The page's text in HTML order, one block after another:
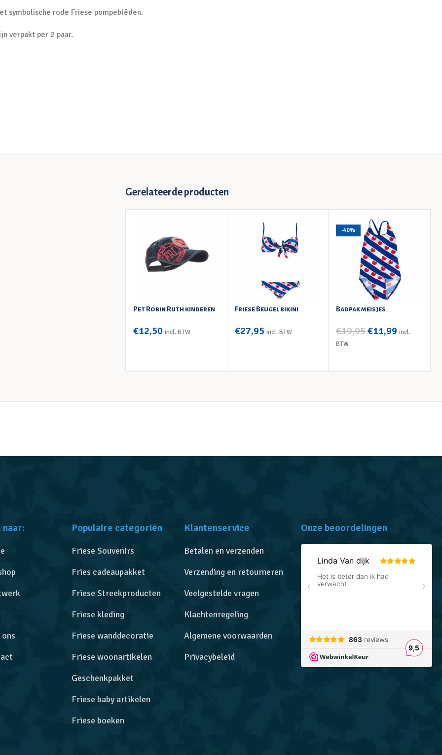
symbolische rode Friese pompeblêden.
verpakt per 2 paar.
Gerelateerde producten
Pet Robin Ruth kinderen
€12,50 incl. BTW
Friese Beugel bikini
€27,95 incl. BTW
-40%
Badpak meisjes
€19,95€11,99 incl.
BTW
naar: Populaire categoriën
Friese Souvenirs
Fries cadeaupakket
Friese Streekproducten
Friese kleding
Friese wanddecoratie
Friese woonartikelen
Geschenkpakket
Friese baby artikelen
Friese boeken
Klantenservice
Betalen en verzenden
Verzending en retourneren
Veelgestelde vragen
Klachtenregeling
Algemene voorwaarden
Privacybeleid
Onze beoordelingen